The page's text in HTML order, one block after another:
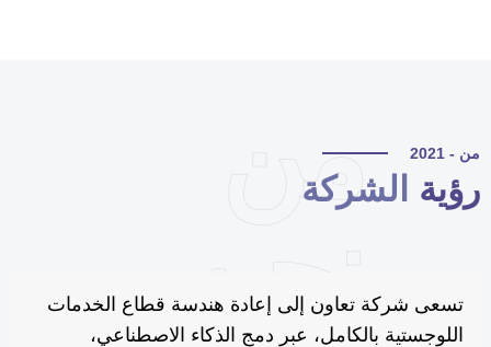
من
نحن
- 2021
الشركة
تسعى شركة تعاون إلى إعادة هندسة قطاع الخدمات
اللوجستية بالكامل، عبر دمج الذكاء الاصطناعي،